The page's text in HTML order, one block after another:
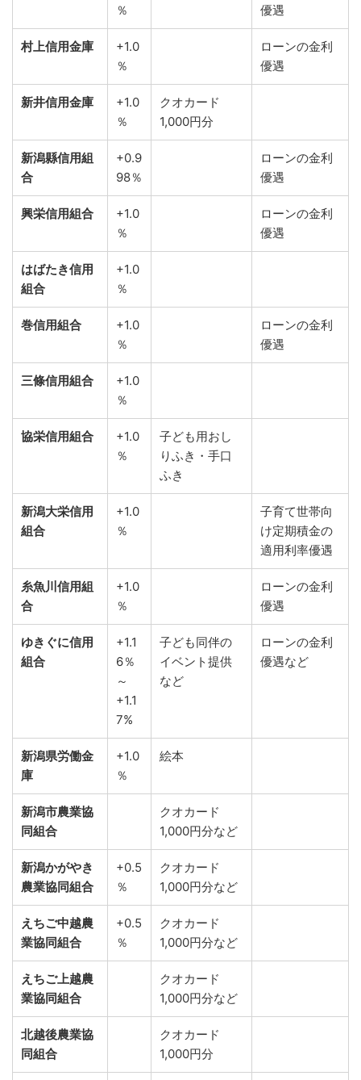
％
優遇
村上信用金庫
+1.0
％
ローンの金利
優遇
新井信用金庫
+1.0
％
クオカード
1,000円分
新潟縣信用組
合
+0.9
98％
ローンの金利
優遇
興栄信用組合
+1.0
％
ローンの金利
優遇
はばたき信用
組合
+1.0
％
巻信用組合
+1.0
％
ローンの金利
優遇
三條信用組合
+1.0
％
協栄信用組合
+1.0
％
子ども用おし
りふき・手口
ふき
新潟大栄信用
組合
+1.0
％
子育て世帯向
け定期積金の
適用利率優遇
糸魚川信用組
合
+1.0
％
ローンの金利
優遇
ゆきぐに信用
組合
+1.1
6％
～
+1.1
7%
子ども同伴の
イベント提供
など
ローンの金利
優遇など
新潟県労働金
庫
+1.0
％
絵本
新潟市農業協
同組合
クオカード
1,000円分など
新潟かがやき
農業協同組合
+0.5
％
クオカード
1,000円分など
えちご中越農
業協同組合
+0.5
％
クオカード
1,000円分など
えちご上越農
業協同組合
クオカード
1,000円分など
北越後農業協
同組合
クオカード
1,000円分